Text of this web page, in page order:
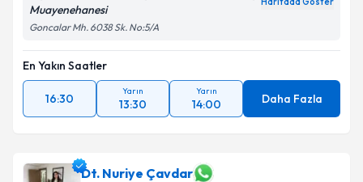
Muayenehanesi
Goncalar Mh. 6038 Sk. No:5/A
En Yakın Saatler
16:30
Yarın
13:30
Yarın
14:00 Daha Fazla
Dt. Nuriye Çavdar